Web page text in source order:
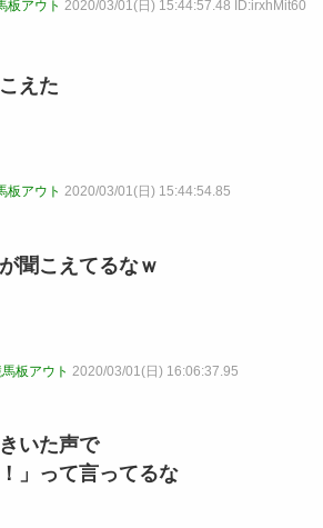
板アウト 2020/03/01(日) 15:44:57.48 ID:irxhMit60
えた
板アウト 2020/03/01(日) 15:44:54.85
聞こえてるなｗ
板アウト 2020/03/01(日) 16:06:37.95
いた声で
」って言ってるな